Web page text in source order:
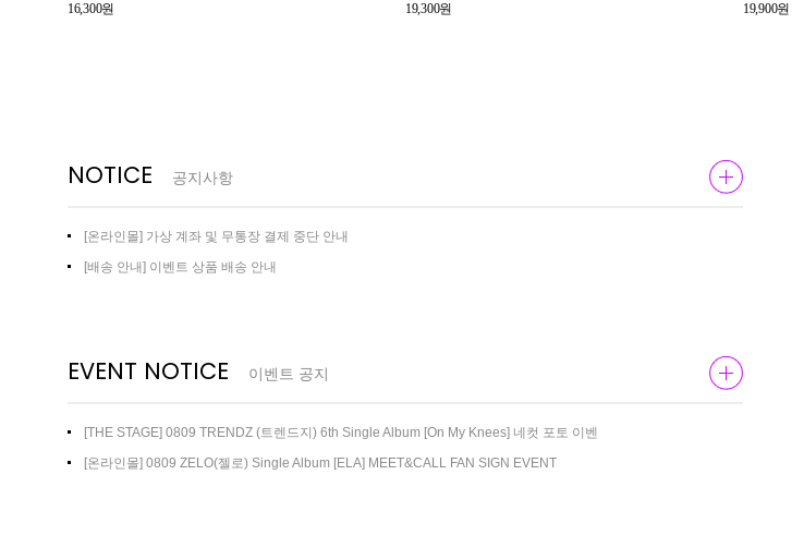
16,300원
19,300원
19,900원
NOTICE 공지사항
[온라인몰] 가상 계좌 및 무통장 결제 중단 안내
[배송 안내] 이벤트 상품 배송 안내
EVENT NOTICE 이벤트 공지
[THE STAGE] 0809 TRENDZ (트렌드지) 6th Single Album [On My Knees] 네컷 포토 이벤
[온라인몰] 0809 ZELO(젤로) Single Album [ELA] MEET&CALL FAN SIGN EVENT